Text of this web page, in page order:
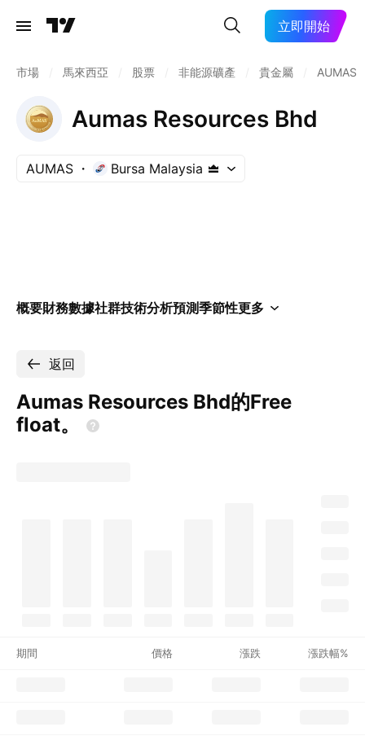
立即開始
市場 馬來西亞 股票 非能源礦產 貴金屬 AUMAS
Aumas Resources Bhd
AUMAS Bursa Malaysia
概要財務數據社群技術分析預測季節性更多
返回
Aumas Resources Bhd的Free
float。
期間 價格 漲跌 漲跌幅%